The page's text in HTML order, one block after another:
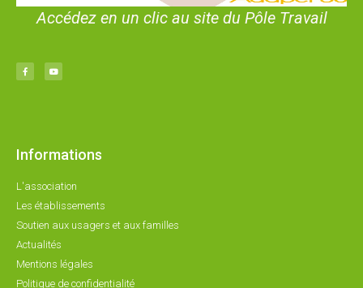
Accédez en un clic au site du Pôle Travail
Informations
L'association
Les établissements
Soutien aux usagers et aux familles
Actualités
Mentions légales
Politique de confidentialité